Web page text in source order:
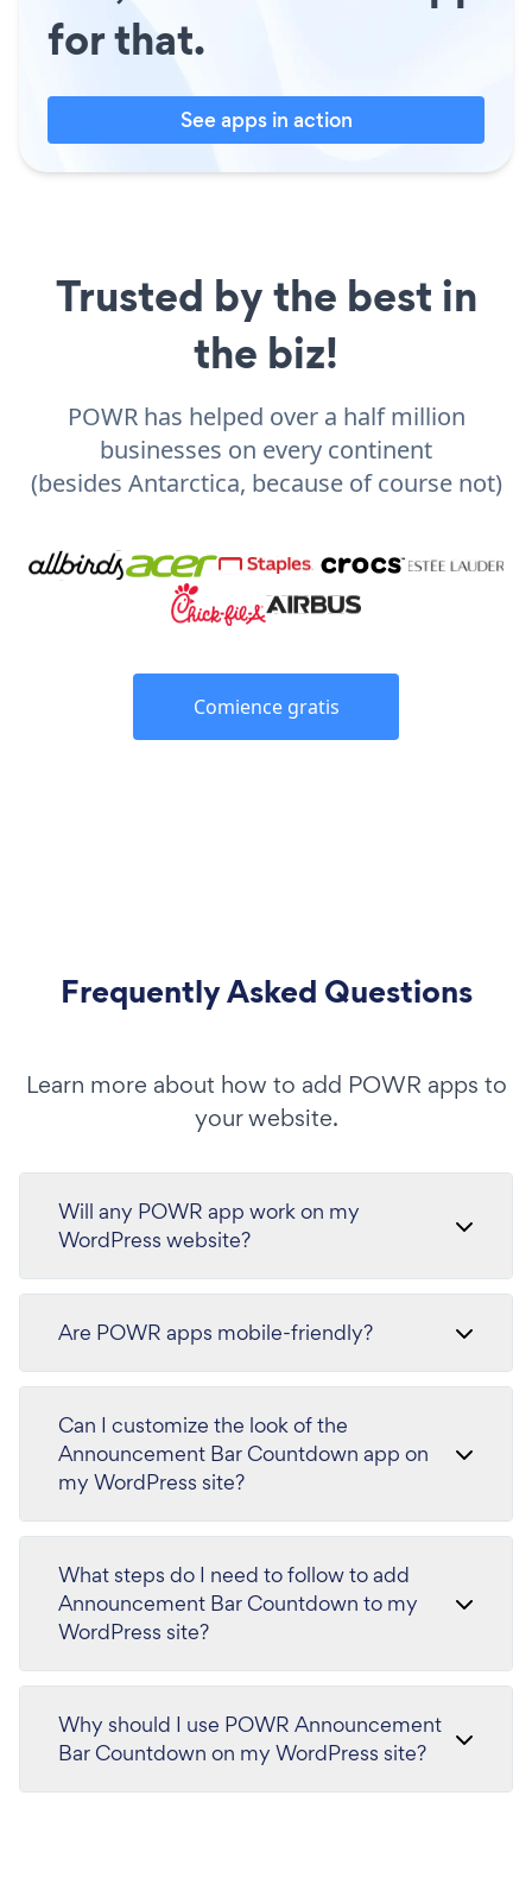
for that.
See apps in action
Trusted by the best in
the biz!
POWR has helped over a half million
businesses on every continent
(besides Antarctica, because of course not)
Comience gratis
Frequently Asked Questions
Learn more about how to add POWR apps to
your website.
Will any POWR app work on my
WordPress website?
Are POWR apps mobile-friendly?
Can I customize the look of the
Announcement Bar Countdown app on
my WordPress site?
What steps do I need to follow to add
Announcement Bar Countdown to my
WordPress site?
Why should I use POWR Announcement
Bar Countdown on my WordPress site?